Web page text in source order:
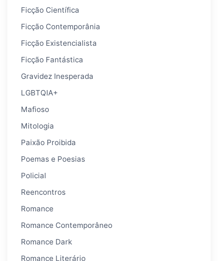
Ficção Científica
Ficção Contemporânia
Ficção Existencialista
Ficção Fantástica
Gravidez Inesperada
LGBTQIA+
Mafioso
Mitologia
Paixão Proibida
Poemas e Poesias
Policial
Reencontros
Romance
Romance Contemporâneo
Romance Dark
Romance Literário